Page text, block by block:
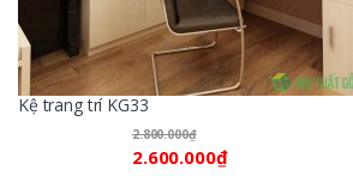
Kệ trang trí KG33
2.800.000₫
2.600.000₫